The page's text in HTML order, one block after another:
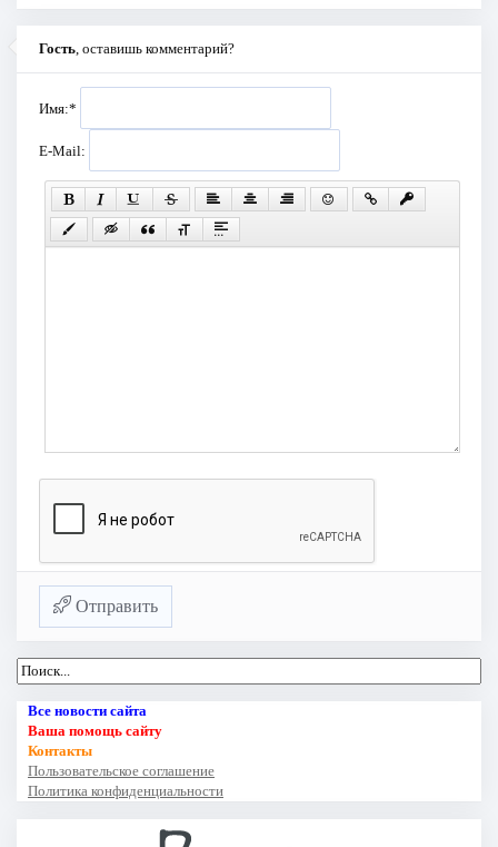
Гость, оставишь комментарий?
Имя:*
E-Mail:
Отправить
Все новости сайта
Ваша помощь сайту
Контакты
Пользовательское соглашение
Политика конфиденциальности